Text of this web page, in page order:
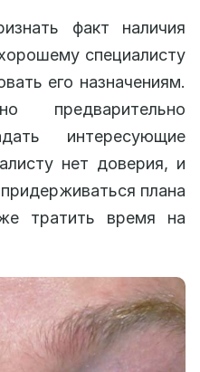
факт наличия
специалисту
его назначениям.
интересующие
нет доверия, и
плана
тратить время на